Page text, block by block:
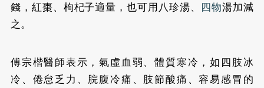
錢，紅棗、枸杞子適量，也可用八珍湯、 四物湯加減
之。
傅宗楷醫師表示，氣虛血弱、體質寒冷，如四肢冰
冷、倦怠乏力、脘腹冷痛、肢節酸痛、容易感冒的